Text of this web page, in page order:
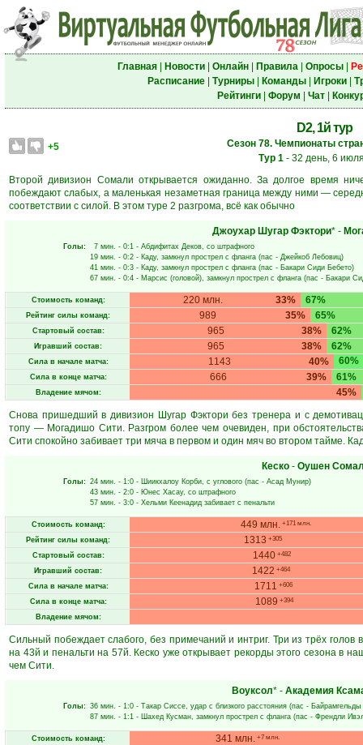
Главная| Новости| Онлайн| Правила| Опросы|
Расписание| Турниры| Команды| Игроки|
Рейтинги| Форум Чат|
D2, 1й тур
+5
Сезон 78. Чемпионаты
Тур 1 - 32 день, 6
Второй дивизион Сомали открывается ожиданно. За долгое время
побеждают слабых, а маленькая незаметная граница между ними —
соответствии с силой. В этом туре 2 разгрома, всё как обычно
Джоухар Шугар Фэктори* -
Голы: 7 мин. - 0:1 - Абдифитах Деков, со штрафного
19 мин. - 0:2 - Каду, замкнул прострел с фланга (пас - Джейкоб Лебовиц)
41 мин. - 0:3 - Каду, замкнул прострел с фланга (пас - Бакари Сиди Бебето)
67 мин. - 0:4 - Марсис (головой), замкнул прострел с фланга (пас - Бакари
Стоимость команд: 33%
220 млн. 67%
Рейтинг силы команд: 35%
989 65%
Стартовый состав: 38%
965 62%
Игравший состав: 38%
965 62%
Сила в начале матча: 40%
1143 60%
Сила в конце матча: 39%
666 61%
Владение мячом:
45%
Снова пришедший в дивизион Шугар Фэктори без тренера и с
топу — Могадишо Сити. Разгром более чем очевиден, при
Сити спокойно забивает три мяча в первом и один мяч во втором тайме.
Кеско- Оушен
Голы: 24 мин. - 1:0 - Шиикхалоу Корби, с углового (пас - Асад Мунир)
43 мин. - 2:0 - Юнес Хасау, со штрафного
57 мин. - 3:0 - Хельми Кеенадид забивает с пенальти
Стоимость команд: 449 млн. +171 млн.
Рейтинг силы команд: 1313 +305
Стартовый состав: 1440+482
Игравший состав: 1422 +464
Сила в начале матча: 1711 +606
Сила в конце матча: 1089 +394
Владение мячом:
Сильный побеждает слабого, без примечаний и интриг. Три из трёх
на 43й и пенальти на 57й. Кеско уже открывает рекорды этого сезона в
чем Сити.
Воуксол* - Академия
Голы: 36 мин. - 1:0 - Такар Сиссе, удар с близкого расстояния (пас - Байрамгельды
87 мин. - 1:1 - Шахед Кусман, замкнул прострел с фланга (пас - Френдли
Стоимость команд: 341 млн. +7 млн.